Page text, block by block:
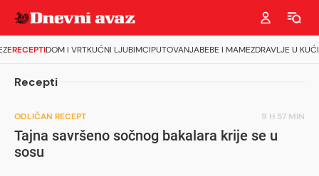
RECEPTIDOM I VRTKUĆNI LJUBIMCIPUTOVANJABEBE I MAMEZDRAVLJE U KUĆI
Recepti
ODLIČAN RECEPT 9 H 57 MIN
Tajna savršeno sočnog bakalara krije se u
sosu